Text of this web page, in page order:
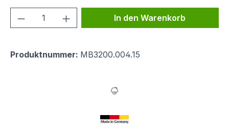
Produkt Anzahl: Gib denIn den Warenkorb
Produktnummer: MB3200.004.15